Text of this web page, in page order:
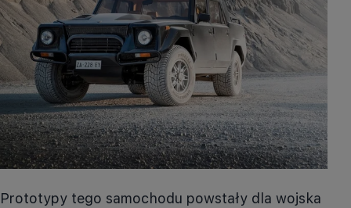
Prototypy tego samochodu powstały dla wojska